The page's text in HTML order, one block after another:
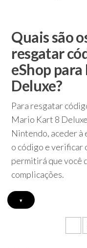
Quais são
resgatar
eShop
Deluxe?
Para resgatar
Mario Kart 8
Nintendo, aceder à
o código e verificar
permitirá que você
complicações.
▾